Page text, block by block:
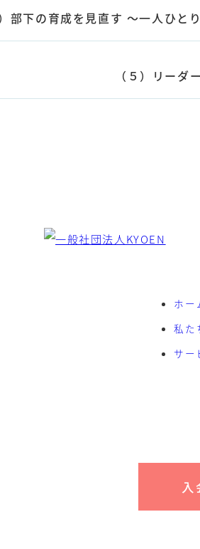
）部下の育成を見直す ～一人ひ
（５）リーダ
ホー
私た
サー
入